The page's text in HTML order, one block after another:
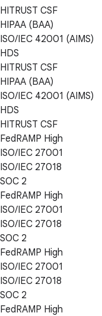
HITRUST CSF
HIPAA (BAA)
ISO/IEC 42001 (AIMS)
HDS
HITRUST CSF
HIPAA (BAA)
ISO/IEC 42001 (AIMS)
HDS
HITRUST CSF
FedRAMP High
ISO/IEC 27001
ISO/IEC 27018
SOC 2
FedRAMP High
ISO/IEC 27001
ISO/IEC 27018
SOC 2
FedRAMP High
ISO/IEC 27001
ISO/IEC 27018
SOC 2
FedRAMP High